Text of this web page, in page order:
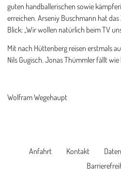
guten handballerischen sowie
erreichen. Arseniy Buschmann hat
Blick: „Wir wollen natürlich beim TV
Mit nach Hüttenberg reisen erstmals
Nils Gugisch. Jonas Thümmler fällt
Wolfram Wegehaupt
Anfahrt Kontakt